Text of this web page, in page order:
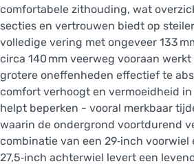
comfortabele zithouding, wat
secties en vertrouwen biedt op
volledige vering met ongeveer 133
circa 140 mm veerweg vooraan
grotere oneffenheden effectief te
comfort verhoogt en vermoeidheid
helpt beperken - vooral merkbaar
waarin de ondergrond voortdurend
combinatie van een 29‑inch voorwiel
27,5‑inch achterwiel levert een